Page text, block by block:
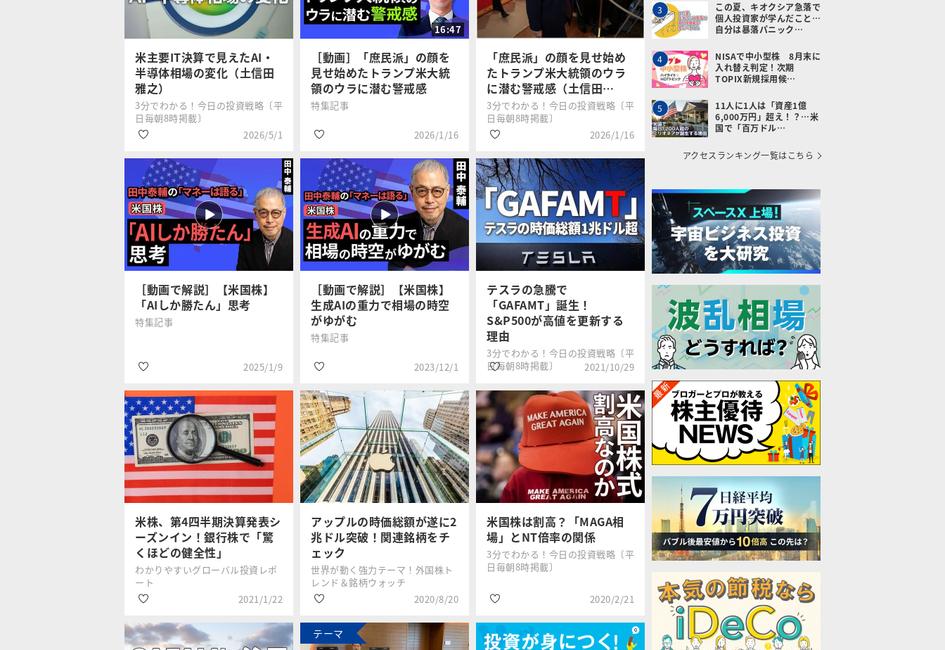
土信田 雅之
#GAFA
#米国株
土信田 雅之
#GAFA
#米国株
土信田 雅之
#米国株
#GAFA
米主要IT決算で見えたAI・
半導体相場の変化（土信田
雅之）
3分でわかる！今日の投資戦略〔平
日毎朝8時掲載〕
2026/5/1
土信田 雅之
#生成AI
#GAFA
#米国株
16:47
［動画］「庶民派」の顔を
見せ始めたトランプ米大統
領のウラに潜む警戒感
特集記事
2026/1/16
土信田 雅之
#トランプ大統領
#GAFA
#米国株
「庶民派」の顔を見せ始め
たトランプ米大統領のウラ
に潜む警戒感（土信田…
3分でわかる！今日の投資戦略〔平
日毎朝8時掲載〕
2026/1/16
土信田 雅之
#トランプ大統領
#GAFA
#米国株
［動画で解説］【米国株】
「AIしか勝たん」思考
特集記事
2025/1/9
田中泰輔
#生成AI
#GAFA
#米国株
［動画で解説］【米国株】
生成AIの重力で相場の時空
がゆがむ
特集記事
2023/12/1
田中泰輔
#米国株
#GAFA
#半導体
テスラの急騰で
「GAFAMT」誕生！
S&P500が高値を更新する
理由
3分でわかる！今日の投資戦略〔平
日毎朝8時掲載〕
2021/10/29
香川 睦
#SP500
#銘柄選び
#GAFA
米株、第4四半期決算発表シ
ーズンイン！銀行株で「驚
くほどの健全性」
わかりやすいグローバル投資レポ
ート
2021/1/22
アップルの時価総額が遂に2
兆ドル突破！関連銘柄をチ
ェック
世界が動く強力テーマ！外国株ト
レンド＆銘柄ウォッチ
2020/8/20
米国株は割高？「MAGA相
場」とNT倍率の関係
3分でわかる！今日の投資戦略〔平
日毎朝8時掲載〕
2020/2/21
テーマ
3
この夏、キオクシア急落で
個人投資家が学んだこと…
自分は暴落パニック…
4
NISAで中小型株 8月末に
入れ替え判定！次期
TOPIX新規採用候…
5
11人に1人は「資産1億
6,000万円」超え！？…米
国で「百万ドル…
アクセスランキング一覧はこちら